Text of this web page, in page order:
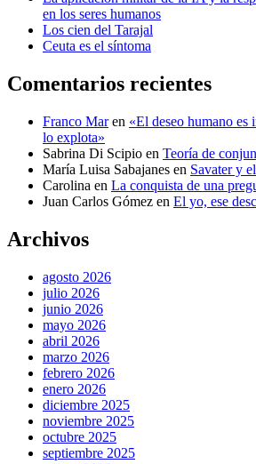
en los seres humanos
Los cien del Tarajal
Ceuta es el síntoma
Comentarios recientes
Franco Maren «El deseo humano es
lo explota»
Sabrina Di Scipio en Teoría de
María Luisa Sabajanes en Savater y
Carolina en La conquista de una
Juan Carlos Gómez en El yo, ese
Archivos
agosto 2026
julio 2026
junio 2026
mayo 2026
abril 2026
marzo 2026
febrero 2026
enero 2026
diciembre 2025
noviembre 2025
octubre 2025
septiembre 2025